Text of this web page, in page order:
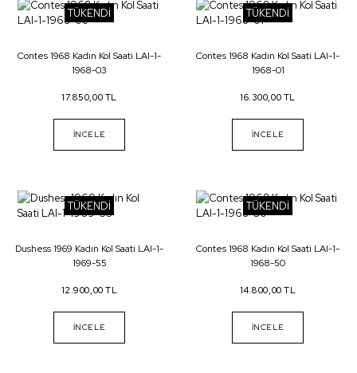
TÜKENDİ
Contes 1968 Kadın Kol Saati LAI-1-
1968-03
17.850,00 TL
İNCELE
TÜKENDİ
Contes 1968 Kadın Kol Saati LAI-1-
1968-01
16.300,00 TL
İNCELE
TÜKENDİ
Dushess 1969 Kadın Kol Saati LAI-1-
1969-55
12.900,00 TL
İNCELE
TÜKENDİ
Contes 1968 Kadın Kol Saati LAI-1-
1968-50
14.800,00 TL
İNCELE